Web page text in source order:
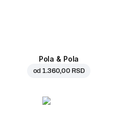
Pola & Pola
od1.360,00 RSD